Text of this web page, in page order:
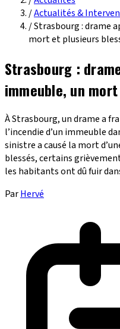
/Actualités &
/Strasbourg : drame
mort et plusieurs
Strasbourg :
immeuble, un
À Strasbourg, un drame a
l’incendie d’un immeuble
sinistre a causé la mort
blessés, certains
les habitants ont dû fuir
ParHervé